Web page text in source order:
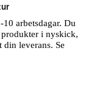
arbetsdagar. Du
produkter i nyskick,
din leverans. Se